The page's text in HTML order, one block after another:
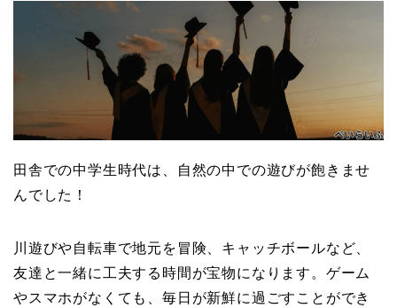
田舎での中学生時代は、自然の中での遊びが飽きませ
んでした！
川遊びや自転車で地元を冒険、キャッチボールなど、
友達と一緒に工夫する時間が宝物になります。ゲーム
やスマホがなくても、毎日が新鮮に過ごすことができ